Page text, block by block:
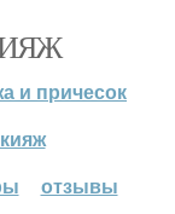
и причесок
отзывы